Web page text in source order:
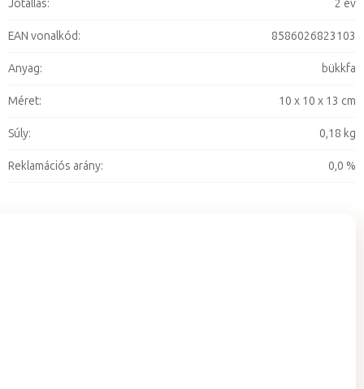
Jótállás: 2 év
EAN vonalkód: 8586026823103
Anyag: bükkfa
Méret: 10 x 10 x 13 cm
Súly: 0,18 kg
Reklamációs arány: 0,0 %